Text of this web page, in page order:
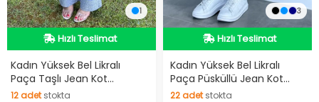
1
Hızlı Teslimat
Hızlı Teslimat
Kadın Yüksek Bel Likralı
Paça Taşlı Jean Kot
Pantolon
12adetstokta
3
Hızlı Teslimat
Hızlı Teslimat
Kadın Yüksek Bel Likralı
Paça Püsküllü Jean Kot
Pantolon
22adetstokta